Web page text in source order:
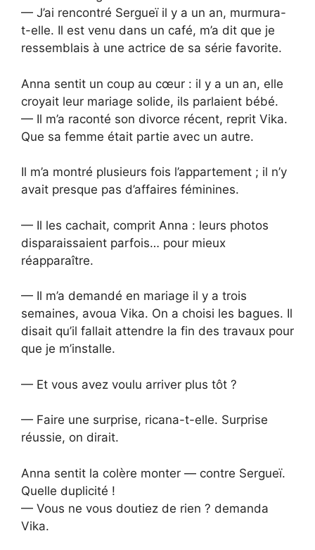
— J’ai rencontré Sergueï il y a un an, murmura-
t-elle. Il est venu dans un café, m’a dit que je
ressemblais à une actrice de sa série favorite.
Anna sentit un coup au cœur : il y a un an, elle
croyait leur mariage solide, ils parlaient bébé.
— Il m’a raconté son divorce récent, reprit Vika.
Que sa femme était partie avec un autre.
Il m’a montré plusieurs fois l’appartement ; il n’y
avait presque pas d’affaires féminines.
— Il les cachait, comprit Anna : leurs photos
disparaissaient parfois… pour mieux
réapparaître.
— Il m’a demandé en mariage il y a trois
semaines, avoua Vika. On a choisi les bagues. Il
disait qu’il fallait attendre la fin des travaux pour
que je m’installe.
— Et vous avez voulu arriver plus tôt ?
— Faire une surprise, ricana-t-elle. Surprise
réussie, on dirait.
Anna sentit la colère monter — contre Sergueï.
Quelle duplicité !
— Vous ne vous doutiez de rien ? demanda
Vika.